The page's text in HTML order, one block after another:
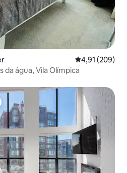
4,91 de uma
4,91 (209)
da água, Vila Olímpica